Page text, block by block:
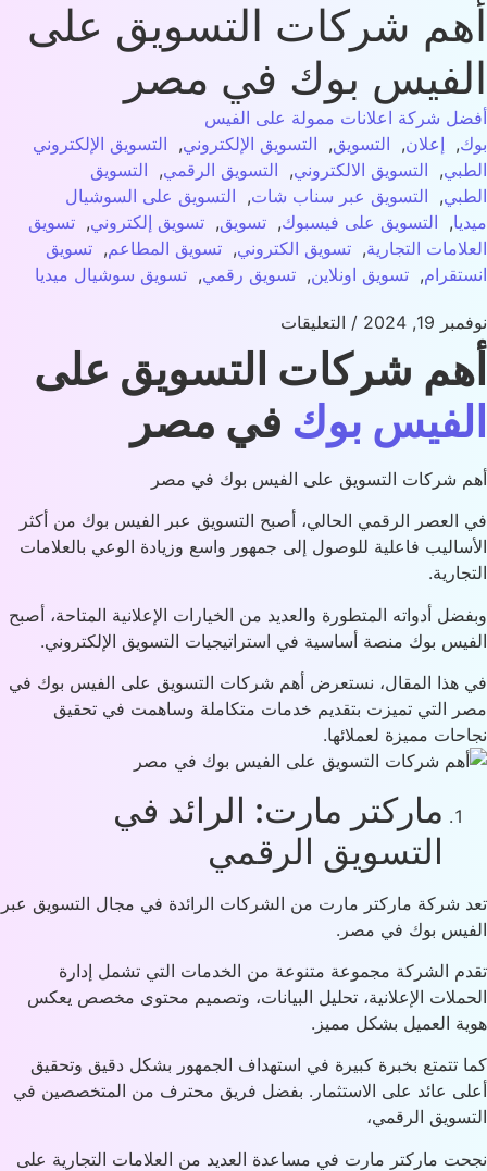
شركات التسويق على
بوك في مصر
شركة اعلانات ممولة على الفيس
,إعلان,التسويق,التسويق الإلكتروني, التسويق الإلكتروني
, التسويق الالكتروني, التسويق الرقمي, التسويق
, التسويق عبر سناب شات,التسويق على السوشيال
,التسويق على فيسبوك,تسويق,تسويق إلكتروني, تسويق
التجارية ,تسويق الكتروني, تسويق المطاعم,تسويق
,تسويق اونلاين,تسويق رقمي, تسويق سوشيال ميديا
19, 2024
/ التعليقات
شركات التسويق على
بوكفي مصر
شركات التسويق على الفيس بوك في مصر
الرقمي الحالي، أصبح التسويق عبر الفيس بوك من أكثر
فاعلية للوصول إلى جمهور واسع وزيادة الوعي بالعلامات
أدواته المتطورة والعديد من الخيارات الإعلانية المتاحة، أصبح
بوك منصة أساسية في استراتيجيات التسويق الإلكتروني.
هذا المقال، نستعرض أهم شركات التسويق على الفيس بوك في
التي تميزت بتقديم خدمات متكاملة وساهمت في تحقيق
مميزة لعملائها.
ماركتر مارت: الرائد في
التسويق الرقمي
شركة ماركتر مارت من الشركات الرائدة في مجال التسويق عبر
بوك في مصر.
الشركة مجموعة متنوعة من الخدمات التي تشمل إدارة
الإعلانية، تحليل البيانات، وتصميم محتوى مخصص يعكس
العميل بشكل مميز.
تتمتع بخبرة كبيرة في استهداف الجمهور بشكل دقيق وتحقيق
عائد على الاستثمار. بفضل فريق محترف من المتخصصين في
الرقمي،
ماركتر مارت في مساعدة العديد من العلامات التجارية على